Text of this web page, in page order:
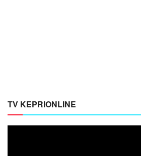
TV KEPRIONLINE